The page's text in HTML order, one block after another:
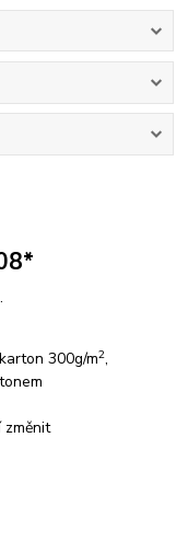
300g/m2,
změnit